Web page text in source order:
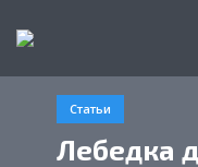
Статьи
Лебедка